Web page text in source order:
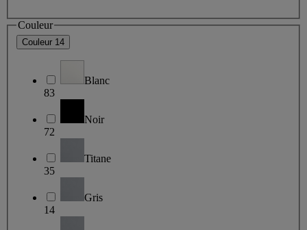
Couleur
Couleur 14
Blanc
83
Noir
72
Titane
35
Gris
14